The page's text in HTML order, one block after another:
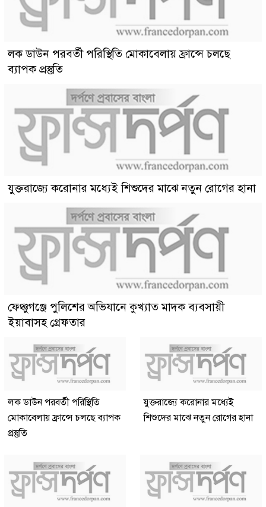
লক ডাউন পরবর্তী পরিস্থিতি মোকাবেলায় ফ্রান্সে চলছে
ব্যাপক প্রস্তুতি
যুক্তরাজ্যে করোনার মধ্যেই শিশুদের মাঝে নতুন রোগের হানা
ফেঞ্চুগঞ্জে পুলিশের অভিযানে কুখ্যাত মাদক ব্যবসায়ী
ইয়াবাসহ গ্রেফতার
লক ডাউন পরবর্তী পরিস্থিতি
মোকাবেলায় ফ্রান্সে চলছে ব্যাপক
প্রস্তুতি
যুক্তরাজ্যে করোনার মধ্যেই
শিশুদের মাঝে নতুন রোগের হানা